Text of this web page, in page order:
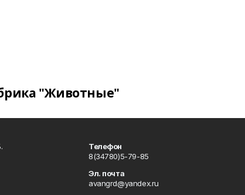
"Животные"
Телефон
8(34780)5-79-85
Эл. почта
avangrd@yandex.ru